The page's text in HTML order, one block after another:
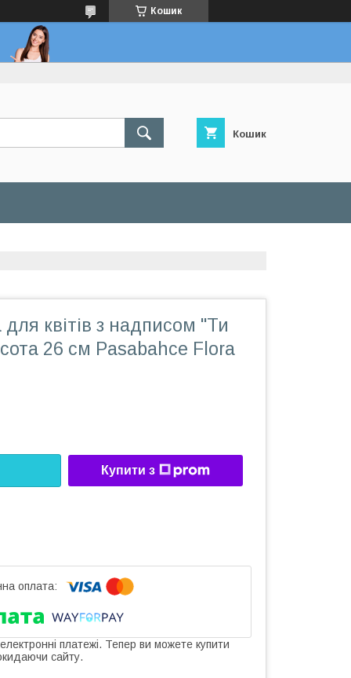
Кошик
Кошик
квітів з надписом "Ти
26 см Pasabahce Flora
Купити з
платежі. Тепер ви можете купити
сайту.